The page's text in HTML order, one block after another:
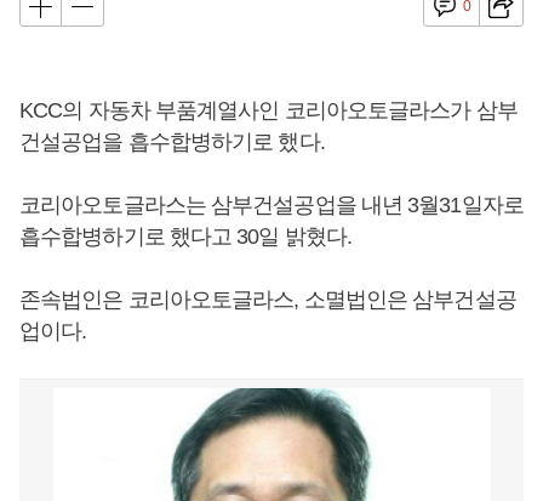
0
KCC의 자동차 부품계열사인 코리아오토글라스가 삼부
건설공업을 흡수합병하기로 했다.
코리아오토글라스는 삼부건설공업을 내년 3월31일자로
흡수합병하기로 했다고 30일 밝혔다.
존속법인은 코리아오토글라스, 소멸법인은 삼부건설공
업이다.